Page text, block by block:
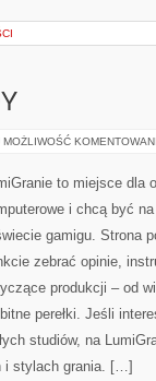
MOŻLIWOŚĆ
to miejsce dla
i chcą być
gamigu. Strona
zebrać opinie,
produkcji – od
perełki. Jeśli
studiów, na
i stylach grania. […]